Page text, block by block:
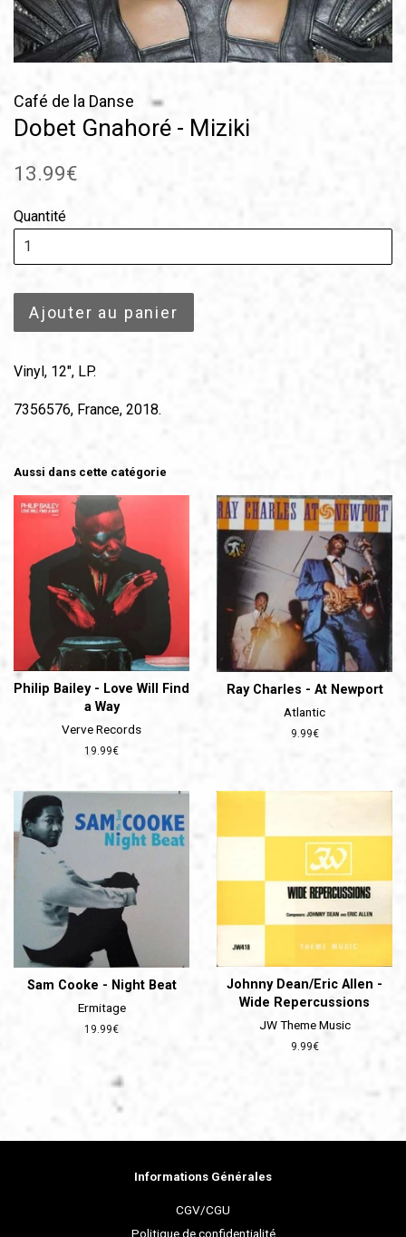
Café de la Danse
Dobet Gnahoré - Miziki
Prix
13.99€
Quantité
Ajouter au panier
Vinyl, 12", LP.
7356576, France, 2018.
Aussi dans cette catégorie
Philip Bailey - Love Will Find
a Way
Verve Records
Prix
19.99€
Ray Charles - At Newport
Atlantic
Prix
9.99€
Sam Cooke - Night Beat
Ermitage
Prix
19.99€
Johnny Dean/Eric Allen -
Wide Repercussions
JW Theme Music
Prix
9.99€
Informations Générales
CGV/CGU
Politique de confidentialité